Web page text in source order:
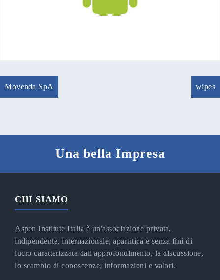
articoli
Movenda SpA wipes
Una bella Impresa
CHI SIAMO
Aspen Institute Italia è un'associazione privata,
indipendente, internazionale, apartitica e senza fini di
lucro caratterizzata dall'approfondimento, la discussione,
lo scambio di conoscenze, informazioni e valori.